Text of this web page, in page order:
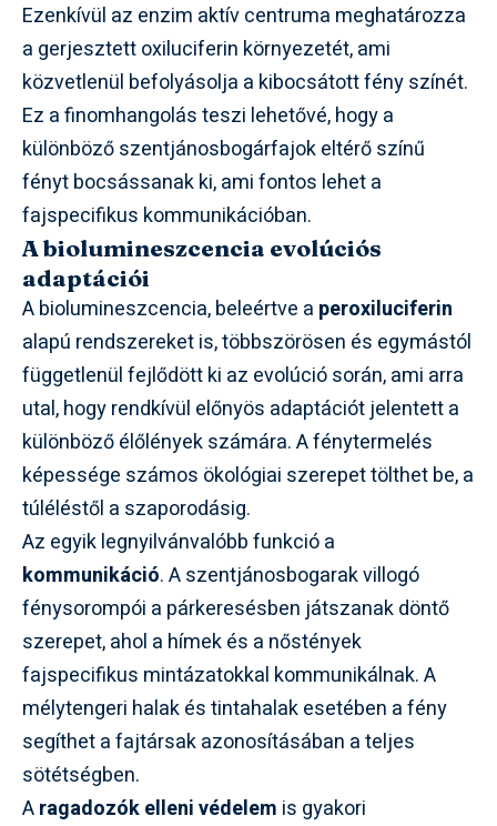
Ezenkívül az enzim aktív centruma meghatározza
a gerjesztett oxiluciferin környezetét, ami
közvetlenül befolyásolja a kibocsátott fény színét.
Ez a finomhangolás teszi lehetővé, hogy a
különböző szentjánosbogárfajok eltérő színű
fényt bocsássanak ki, ami fontos lehet a
fajspecifikus kommunikációban.
A biolumineszcencia evolúciós
adaptációi
A biolumineszcencia, beleértve a peroxiluciferin
alapú rendszereket is, többszörösen és egymástól
függetlenül fejlődött ki az evolúció során, ami arra
utal, hogy rendkívül előnyös adaptációt jelentett a
különböző élőlények számára. A fénytermelés
képessége számos ökológiai szerepet tölthet be, a
túléléstől a szaporodásig.
Az egyik legnyilvánvalóbb funkció a
kommunikáció. A szentjánosbogarak villogó
fénysorompói a párkeresésben játszanak döntő
szerepet, ahol a hímek és a nőstények
fajspecifikus mintázatokkal kommunikálnak. A
mélytengeri halak és tintahalak esetében a fény
segíthet a fajtársak azonosításában a teljes
sötétségben.
Aragadozók elleni védelem is gyakori